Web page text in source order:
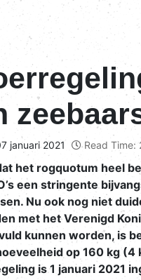
januari 2021 Read Time:
het rogquotum heel
een stringente
Nu ook nog niet
met het Verenigd
kunnen worden, is
op 160 kg (4
is 1 januari 2021